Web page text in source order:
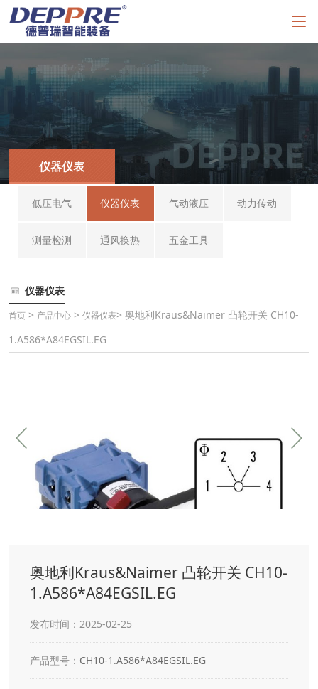
仪器仪表
低压电气 仪器仪表 气动液压 动力传动
测量检测 通风换热 五金工具
仪器仪表
首页 > 产品中心 > 仪器仪表> 奥地利Kraus&Naimer 凸轮开关 CH10-
1.A586*A84EGSIL.EG
奥地利Kraus&Naimer 凸轮开关 CH10-
1.A586*A84EGSIL.EG
发布时间：2025-02-25
产品型号： CH10-1.A586*A84EGSIL.EG